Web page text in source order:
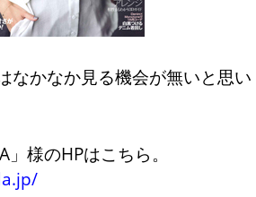
なかなか見る機会が無いと思い
様のHPはこちら。